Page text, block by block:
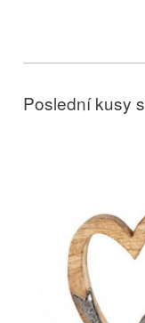
Poslední kusy